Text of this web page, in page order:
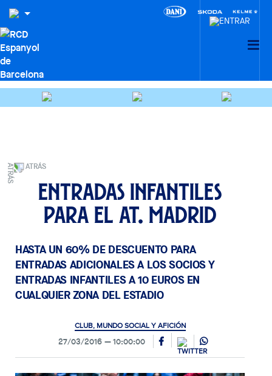
ATRÁS
Entradas infantiles
para el At. Madrid
HASTA UN 60% DE DESCUENTO PARA
ENTRADAS ADICIONALES A LOS SOCIOS Y
ENTRADAS INFANTILES A 10 EUROS EN
CUALQUIER ZONA DEL ESTADIO
CLUB, MUNDO SOCIAL Y AFICIÓN
27/03/2016 10:00:00